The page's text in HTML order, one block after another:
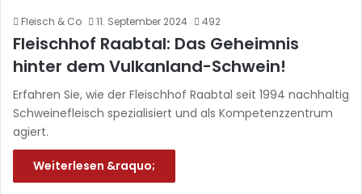
Fleisch & Co 11. September 2024 492
Fleischhof Raabtal: Das Geheimnis
hinter dem Vulkanland-Schwein!
Erfahren Sie, wie der Fleischhof Raabtal seit 1994 nachhaltig
Schweinefleisch spezialisiert und als Kompetenzzentrum
agiert.
Weiterlesen &raquo;